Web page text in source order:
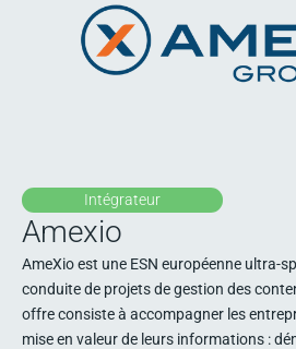
Intégrateur
Amexio
AmeXio est une ESN européenne ultra-
conduite de projets de gestion des
offre consiste à accompagner les
mise en valeur de leurs informations :